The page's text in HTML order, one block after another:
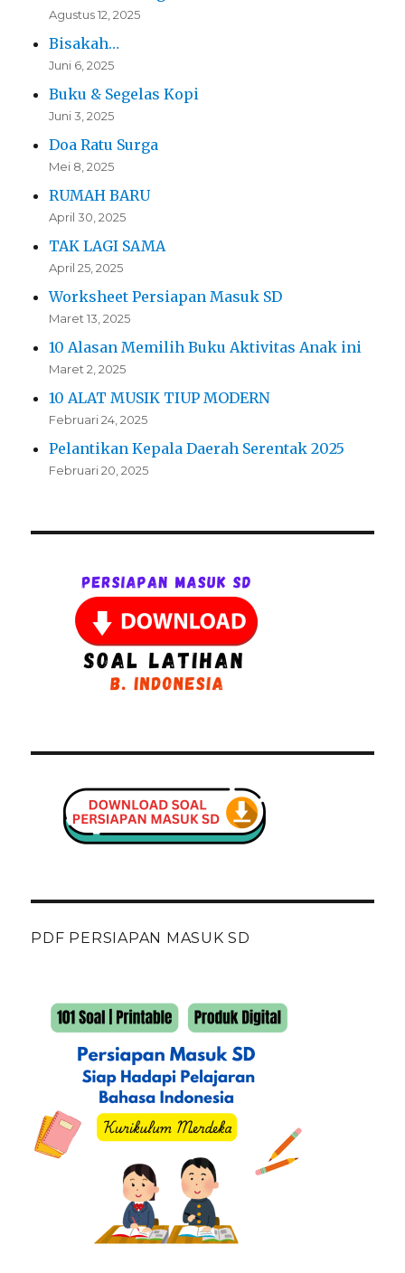
Agustus 12, 2025
Bisakah…
Juni 6, 2025
Buku & Segelas Kopi
Juni 3, 2025
Doa Ratu Surga
Mei 8, 2025
RUMAH BARU
April 30, 2025
TAK LAGI SAMA
April 25, 2025
Worksheet Persiapan Masuk SD
Maret 13, 2025
10 Alasan Memilih Buku Aktivitas Anak ini
Maret 2, 2025
10 ALAT MUSIK TIUP MODERN
Februari 24, 2025
Pelantikan Kepala Daerah Serentak 2025
Februari 20, 2025
PDF PERSIAPAN MASUK SD